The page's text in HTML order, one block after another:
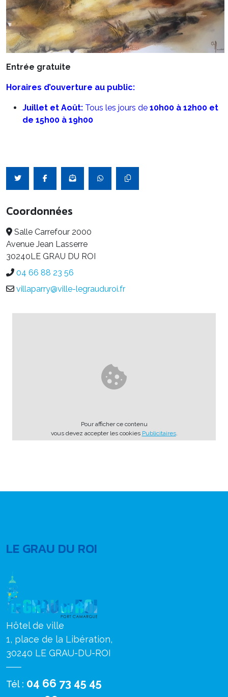
Entrée gratuite
Horaires d’ouverture au public:
Juillet et Août: Tous les jours de 10h00 à 12h00 et
de 15h00 à 19h00
Coordonnées
Salle Carrefour 2000
Avenue Jean Lasserre
30240LE GRAU DU ROI
04 66 88 23 56
villaparry@ville-legrauduroi.fr
Pour afficher ce contenu
vous devez accepter les cookies Publicitaires.
LE GRAU DU ROI
Hôtel de ville
1, place de la Libération,
30240 LE GRAU-DU-ROI
Tél : 04 66 73 45 45